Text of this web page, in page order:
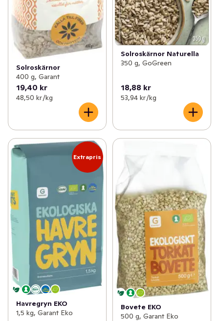
Solroskärnor
400 g, Garant
19,40 kr
48,50 kr /kg
Solroskärnor Naturella
350 g, GoGreen
18,88 kr
53,94 kr /kg
Extrapris
Havregryn EKO
1,5 kg, Garant Eko
Bovete EKO
500 g, Garant Eko